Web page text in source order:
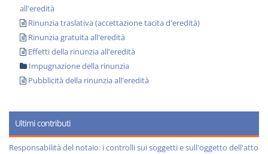
all'eredità
Rinunzia traslativa (accettazione tacita d'eredità)
Rinunzia gratuita all'eredità
Effetti della rinunzia all'eredità
Impugnazione della rinunzia
Pubblicità della rinunzia all'eredità
Ultimi contributi
Responsabilità del notaio: i controlli sui soggetti e sull'oggetto dell'atto